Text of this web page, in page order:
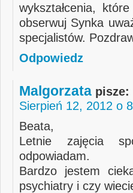
wykształcenia,
obserwuj Synka
specjalistów.
Odpowiedz
Malgorzata pisze:
Sierpień 12, 2012 o
Beata,
Letnie zajęcia
odpowiadam.
Bardzo jestem
psychiatry i czy